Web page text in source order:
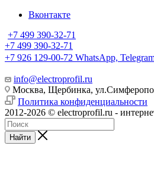
Вконтакте
+7 499 390-32-71
+7 499 390-32-71
+7 926 129-00-72 WhatsApp,
info@electroprofil.ru
Москва, Щербинка,
Политика конфиденциальности
2012-2026 © electroprofil.ru -
Найти